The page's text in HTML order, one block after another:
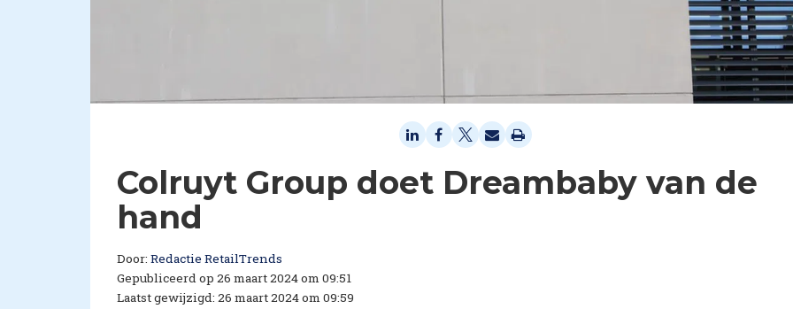
Colruyt Group doet Dreambaby van de
hand
Door: Redactie RetailTrends
Gepubliceerd op 26 maart 2024 om 09:51
Laatst gewijzigd: 26 maart 2024 om 09:59